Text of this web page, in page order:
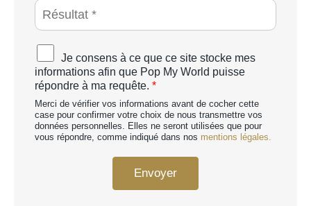
A
T
C
H
A
p
e
r
s
o
A
c
c
o
r
d
R
Je consens à ce que ce site stocke mes
informations afin que Pop My World puisse
répondre à ma requête. *
Merci de vérifier vos informations avant de cocher cette
case pour confirmer votre choix de nous transmettre vos
données personnelles. Elles ne seront utilisées que pour
vous répondre, comme indiqué dans nos mentions légales.
Envoyer